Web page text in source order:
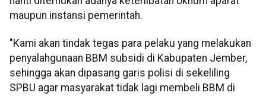
maupun instansi pemerintah.
"Kami akan tindak tegas para pelaku yang melakukan
penyalahgunaan BBM subsidi di Kabupaten Jember,
sehingga akan dipasang garis polisi di sekeliling
SPBU agar masyarakat tidak lagi membeli BBM di